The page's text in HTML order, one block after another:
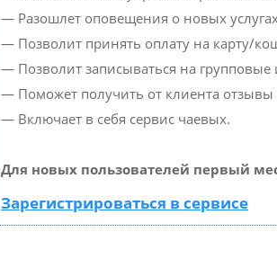
— Разошлет оповещения о новых
— Позволит принять оплату на карту/
— Позволит записываться на
— Поможет получить от клиента отзывы
— Включает в себя сервис чаевых.
Для новых пользователей первый
Зарегистрироваться в сервисе